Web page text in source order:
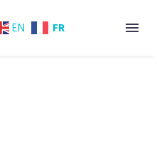
EN FR